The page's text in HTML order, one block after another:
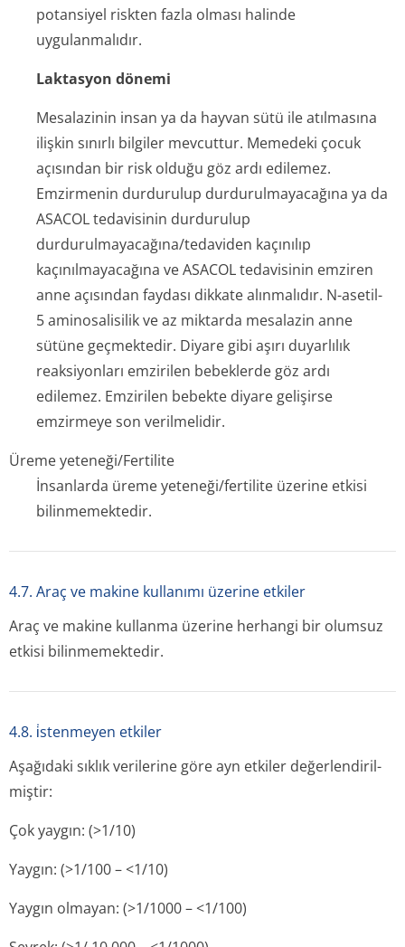
potansiyel riskten fazla olması halinde
uygulanmalıdır.
Laktasyon dönemi
Mesalazinin insan ya da hayvan sütü ile atılmasına
ilişkin sınırlı bilgiler mevcuttur. Memedeki çocuk
açısından bir risk olduğu göz ardı edilemez.
Emzirmenin durdurulup durdurulmayacağına ya da
ASACOL tedavisinin durdurulup
durdurulmayacağına/te­daviden kaçınılıp
kaçınılmayacağına ve ASACOL tedavisinin emziren
anne açısından faydası dikkate alınmalıdır. N-asetil-
5 aminosalisilik ve az miktarda mesalazin anne
sütüne geçmektedir. Diyare gibi aşırı duyarlılık
reaksiyonları emzirilen bebeklerde göz ardı
edilemez. Emzirilen bebekte diyare gelişirse
emzirmeye son verilmelidir.
Üreme yeteneği/Fertilite
İnsanlarda üreme yeteneği/fertilite üzerine etkisi
bilinmemektedir.
4.7. Araç ve makine kullanımı üzerine etkiler
Araç ve makine kullanma üzerine herhangi bir olumsuz
etkisi bilinmemektedir.
4.8. i̇stenmeyen etkiler
Aşağıdaki sıklık verilerine göre ayn etkiler değerlendiril­
miştir:
Çok yaygın: (>1/10)
Yaygın: (>1/100 – <1/10)
Yaygın olmayan: (>1/1000 – <1/100)